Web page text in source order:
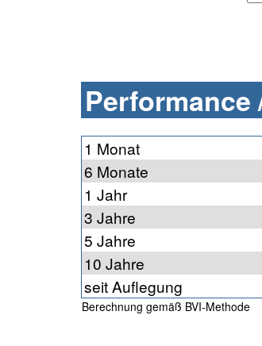
Performance
1 Monat
6 Monate
1 Jahr
3 Jahre
5 Jahre
10 Jahre
seit Auflegung
Berechnung gemäß BVI-Methode